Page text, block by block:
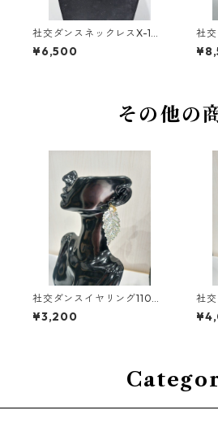
社交ダンスネックレスX-1ダ
ンスアクセサリーベリーダ
ンスブライダルアクセサリ
¥6,500
社
ダ
ダ
その他の
社交ダンスイヤリング110ダ
ンスアクセサリーベリーダ
ンスブライダルアクセサリ
¥3,200
社交
ン
ン